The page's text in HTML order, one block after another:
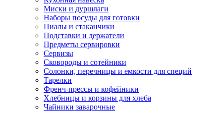
Миски и дуршлаги
Наборы посуды для готовки
Пиалы и стаканчики
Подставки и держатели
Предметы сервировки
Сервизы
Сковороды и сотейники
Солонки, перечницы и емкости для специй
Тарелки
Френч-прессы и кофейники
Хлебницы и корзины для хлеба
Чайники заварочные